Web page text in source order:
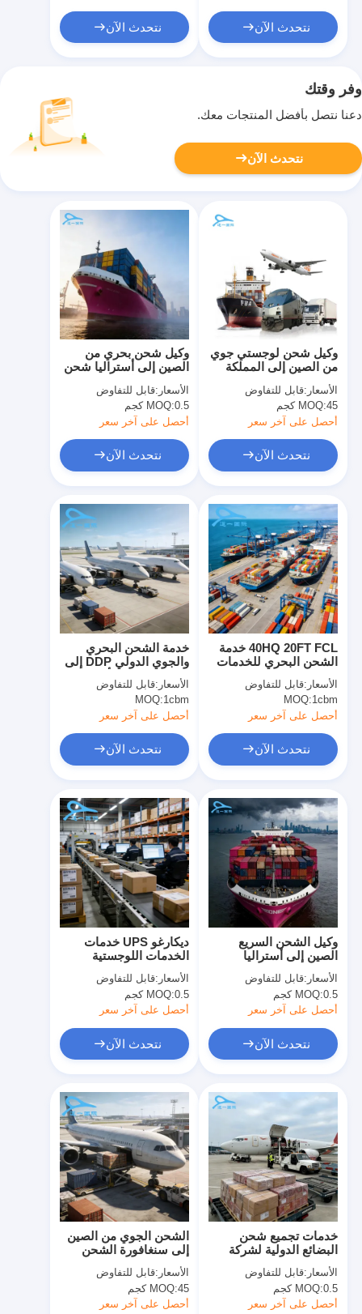
منزل
المنتجات
حول بنا
جولة في المعمل
ضبط الجودة
جميع القضايا
نتحدث الآن
الشحن الدولي إلى الأمام
الشحن الجوي إلى الأمام
شحن البحر
نتحدث الآن نتحدث الآن
وفر وقتك
دعنا نتصل بأفضل المنتجات معك.
نتحدث الآن
وكيل شحن بحري من
الصين إلى أستراليا شحن
المحيطات الدولي
الأسعار:قابل للتفاوض
MOQ:0.5 كجم
أحصل على آخر سعر
نتحدث الآن
وكيل شحن لوجستي جوي
من الصين إلى المملكة
المتحدة
الأسعار:قابل للتفاوض
MOQ:45 كجم
أحصل على آخر سعر
نتحدث الآن
خدمة الشحن البحري
والجوي الدولي DDP إلى
Amazon FBA أستراليا
الأسعار:قابل للتفاوض
MOQ:1cbm
أحصل على آخر سعر
نتحدث الآن
40HQ 20FT FCL خدمة
الشحن البحري للخدمات
اللوجستية العالمية من
الصين
الأسعار:قابل للتفاوض
MOQ:1cbm
أحصل على آخر سعر
نتحدث الآن
ديكارغو UPS خدمات
الخدمات اللوجستية
السريعة التوصيل اليوم
التالي التوصيل القياسي
الأسعار:قابل للتفاوض
MOQ:0.5 كجم
أحصل على آخر سعر
نتحدث الآن
وكيل الشحن السريع
الصين إلى أستراليا
خدمات التسليم من باب
إلى باب
الأسعار:قابل للتفاوض
MOQ:0.5 كجم
أحصل على آخر سعر
نتحدث الآن
الشحن الجوي من الصين
إلى سنغافورة الشحن
الجوي خدمة البريد الدولي
من الباب إلى الباب
الأسعار:قابل للتفاوض
MOQ:45 كجم
أحصل على آخر سعر
خدمات تجميع شحن
البضائع الدولية لشركة
Global Logistics
International Freight
Forwarder لإدارة البضائع
الأسعار:قابل للتفاوض
MOQ:0.5 كجم
أحصل على آخر سعر